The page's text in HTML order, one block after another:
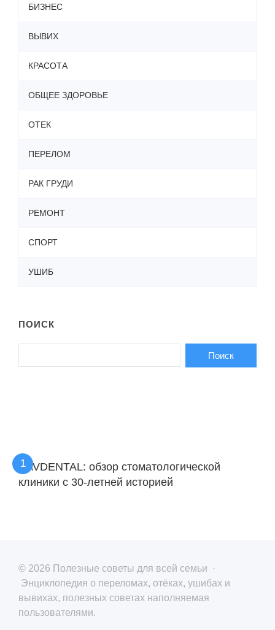
БИЗНЕС
ВЫВИХ
КРАСОТА
ОБЩЕЕ ЗДОРОВЬЕ
ОТЕК
ПЕРЕЛОМ
РАК ГРУДИ
РЕМОНТ
СПОРТ
УШИБ
ПОИСК
KAVDENTAL: обзор стоматологической
клиники с 30-летней историей
© 2026 Полезные советы для всей семьи ·
Энциклопедия о переломах, отёках, ушибах и
вывихах, полезных советах наполняемая
пользователями.